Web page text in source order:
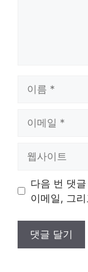
트
다음 번 댓
이메일, 그